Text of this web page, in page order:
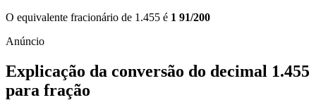
O equivalente fracionário de 1.455 é 1 91/200
Explicação da conversão do decimal 1.455
para fração